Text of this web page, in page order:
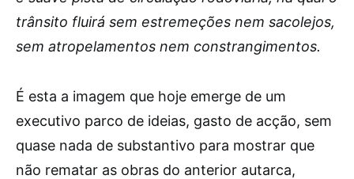
trânsito fluirá sem estremeções nem sacolejos,
sem atropelamentos nem constrangimentos.
É esta a imagem que hoje emerge de um
executivo parco de ideias, gasto de acção, sem
quase nada de substantivo para mostrar que
não rematar as obras do anterior autarca,